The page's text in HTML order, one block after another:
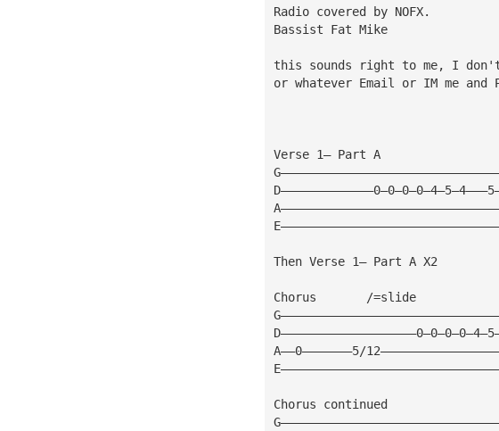
Radio covered by NOFX.
Bassist Fat Mike
this sounds right to me, I
or whatever Email or IM me and
Verse 1— Part A
Then Verse 1— Part A X2
Chorus       /=slide
A——0———————5/
Chorus continued